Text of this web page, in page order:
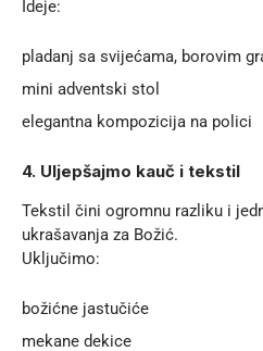
Ideje:
pladanj sa svijećama, borovim
mini adventski stol
elegantna kompozicija na polici
4. Uljepšajmo kauč i tekstil
Tekstil čini ogromnu razliku i
ukrašavanja za Božić.
Uključimo:
božićne jastučiće
mekane dekice